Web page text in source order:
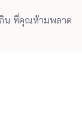
น ที่คุณห้ามพลาด